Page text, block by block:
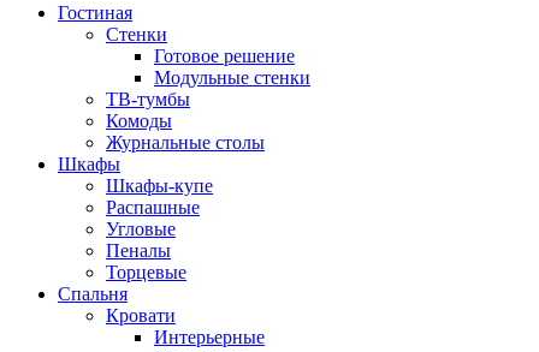
Гостиная
Стенки
Готовое решение
Модульные стенки
ТВ-тумбы
Комоды
Журнальные столы
Шкафы
Шкафы-купе
Распашные
Угловые
Пеналы
Торцевые
Спальня
Кровати
Интерьерные